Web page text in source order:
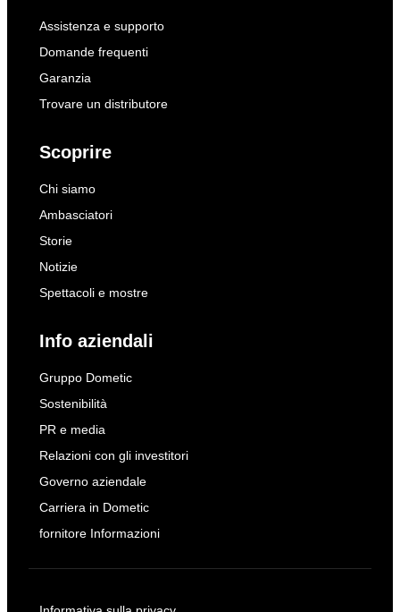
Assistenza e supporto
Domande frequenti
Garanzia
Trovare un distributore
Scoprire
Chi siamo
Ambasciatori
Storie
Notizie
Spettacoli e mostre
Info aziendali
Gruppo Dometic
Sostenibilità
PR e media
Relazioni con gli investitori
Governo aziendale
Carriera in Dometic
fornitore Informazioni